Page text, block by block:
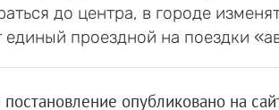
до центра, в городе
единый проездной на поездки
опубликовано на